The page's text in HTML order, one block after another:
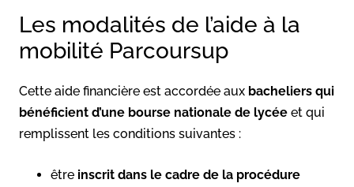
Les modalités de l’aide à la
mobilité Parcoursup
Cette aide financière est accordée aux bacheliers qui
bénéficient d’une bourse nationale de lycée et qui
remplissent les conditions suivantes :
être inscrit dans le cadre de la procédure